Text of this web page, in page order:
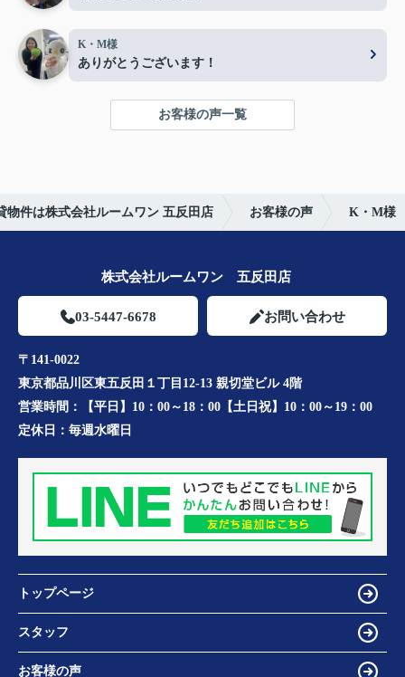
K・M様
ありがとうございます！
お客様の声一覧
物件は株式会社ルームワン 五反田店 お客様の声 K・M様
株式会社ルームワン 五反田店
03-5447-6678 お問い合わせ
〒141-0022
東京都品川区東五反田１丁目12-13 親切堂ビル 4階
営業時間：
【平日】10：00～18：00【土日祝】10：00～19：00
定休日： 毎週水曜日
トップページ
スタッフ
お客様の声